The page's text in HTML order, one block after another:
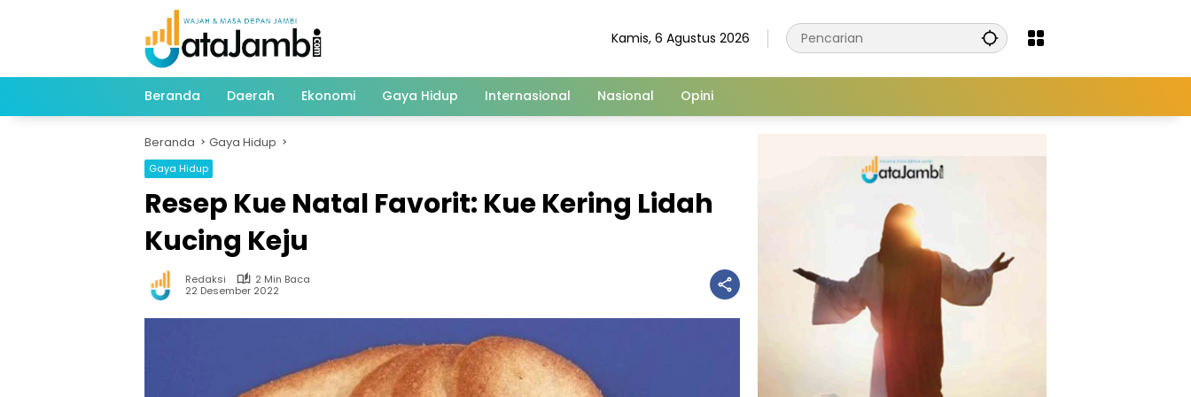
Kamis, 6 Agustus 2026
Beranda Daerah Ekonomi Gaya Hidup Internasional Nasional Opini
Beranda Gaya Hidup
Gaya Hidup
Resep Kue Natal Favorit: Kue Kering Lidah
Kucing Keju
Redaksi
2 Min Baca
22 Desember 2022